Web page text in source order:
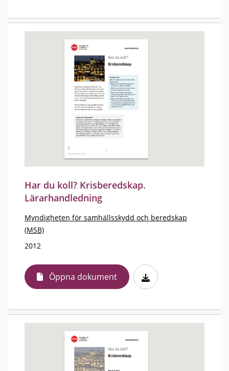
Har du koll? Krisberedskap.
Lärarhandledning
Myndigheten för samhällsskydd och beredskap
(MSB)
2012
Öppna dokument